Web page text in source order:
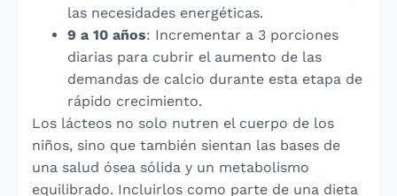
las necesidades energéticas.
9 a 10 años: Incrementar a 3 porciones
diarias para cubrir el aumento de las
demandas de calcio durante esta etapa de
rápido crecimiento.
Los lácteos no solo nutren el cuerpo de los
niños, sino que también sientan las bases de
una salud ósea sólida y un metabolismo
equilibrado. Incluirlos como parte de una dieta